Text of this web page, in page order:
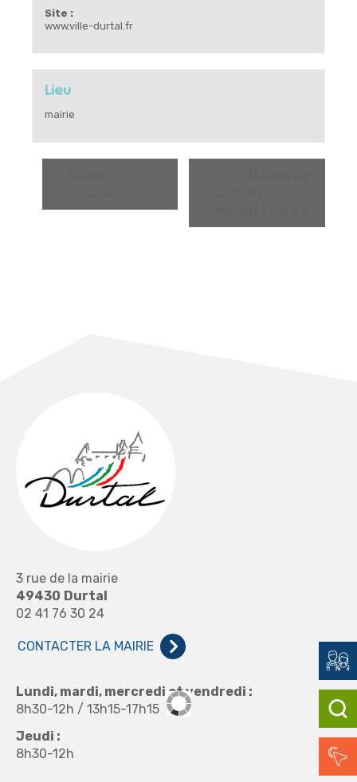
Site :
www.ville-durtal.fr
Lieu
mairie
3 rue de la mairie
49430 Durtal
02 41 76 30 24
CONTACTER LA MAIRIE
Lundi, mardi, mercredi et vendredi :
8h30-12h / 13h15-17h15
Jeudi :
8h30-12h